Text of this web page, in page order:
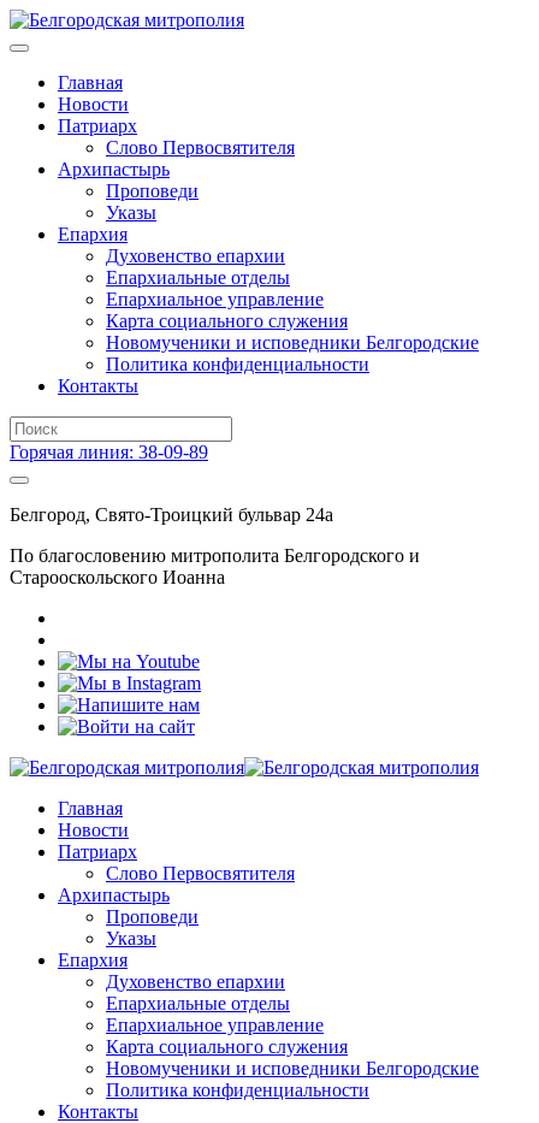
Главная
Новости
Патриарх
Слово Первосвятителя
Архипастырь
Проповеди
Указы
Епархия
Духовенство епархии
Епархиальные отделы
Епархиальное управление
Карта социального служения
Новомученики и исповедники Белгородские
Политика конфиденциальности
Контакты
Горячая линия: 38-09-89
Белгород, Свято-Троицкий бульвар 24а
По благословению митрополита Белгородского и
Старооскольского Иоанна
Главная
Новости
Патриарх
Слово Первосвятителя
Архипастырь
Проповеди
Указы
Епархия
Духовенство епархии
Епархиальные отделы
Епархиальное управление
Карта социального служения
Новомученики и исповедники Белгородские
Политика конфиденциальности
Контакты